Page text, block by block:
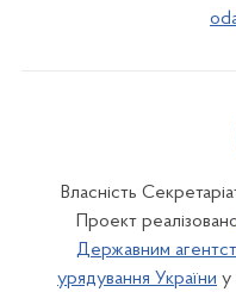
Власність
Проект
Державним
урядування України у